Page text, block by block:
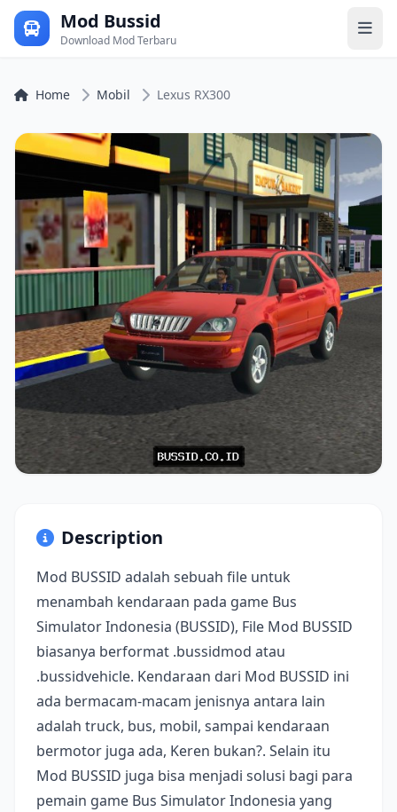
Mod Bussid
Download Mod Terbaru
Home Mobil Lexus RX300
Description
Mod BUSSID adalah sebuah file untuk
menambah kendaraan pada game Bus
Simulator Indonesia (BUSSID), File Mod BUSSID
biasanya berformat .bussidmod atau
.bussidvehicle. Kendaraan dari Mod BUSSID ini
ada bermacam-macam jenisnya antara lain
adalah truck, bus, mobil, sampai kendaraan
bermotor juga ada, Keren bukan?. Selain itu
Mod BUSSID juga bisa menjadi solusi bagi para
pemain game Bus Simulator Indonesia yang